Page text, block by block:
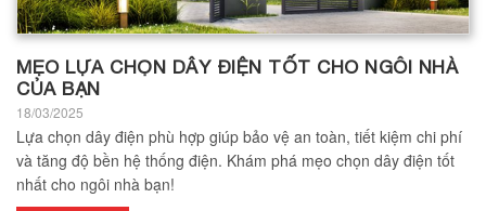
MẸO LỰA CHỌN DÂY ĐIỆN TỐT CHO NGÔI NHÀ
CỦA BẠN
18/03/2025
Lựa chọn dây điện phù hợp giúp bảo vệ an toàn, tiết kiệm chi phí
và tăng độ bền hệ thống điện. Khám phá mẹo chọn dây điện tốt
nhất cho ngôi nhà bạn!